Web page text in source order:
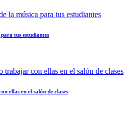
tus estudiantes
ellas en el salón de clases